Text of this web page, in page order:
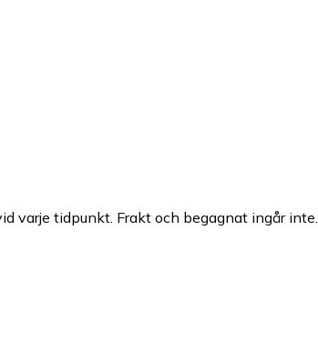
varje tidpunkt. Frakt och begagnat ingår inte.